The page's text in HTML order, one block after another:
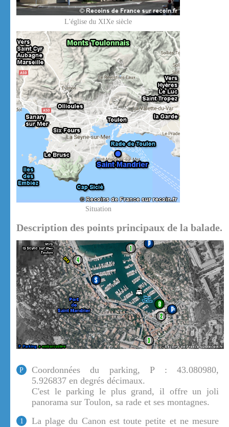
L'église du XIXe siècle
Situation
Description des points principaux de la balade.
P
Coordonnées du parking, P : 43.080980,
5.926837 en degrés décimaux.
C'est le parking le plus grand, il offre un joli
panorama sur Toulon, sa rade et ses montagnes.
1
La plage du Canon est toute petite et ne mesure